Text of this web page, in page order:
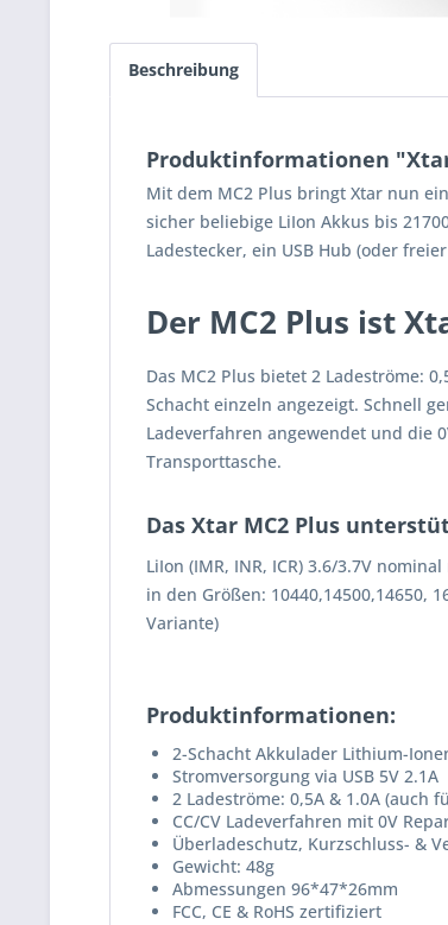
Beschreibung
Produktinformationen "Xtar
Mit dem MC2 Plus bringt Xtar nun
sicher beliebige LiIon Akkus bis
Ladestecker, ein USB Hub (oder
Der MC2 Plus ist
Das MC2 Plus bietet 2 Ladeströme:
Schacht einzeln angezeigt. Schnell
Ladeverfahren angewendet und die
Transporttasche.
Das Xtar MC2 Plus
LiIon (IMR, INR, ICR) 3.6/3.7V
in den Größen: 10440,14500,14650,
Variante)
Produktinformationen:
2-Schacht Akkulader Lithium-
Stromversorgung via USB 5V 2.1A
2 Ladeströme: 0,5A & 1.0A (auch
CC/CV Ladeverfahren mit 0V
Überladeschutz, Kurzschluss- &
Gewicht: 48g
Abmessungen 96*47*26mm
FCC, CE & RoHS zertifiziert